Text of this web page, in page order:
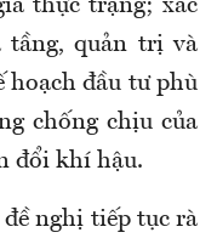
thực trạng; xác
tầng, quản trị và
hoạch đầu tư phù
chống chịu của
đổi khí hậu.
nghị tiếp tục rà